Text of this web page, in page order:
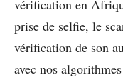
vérification en
prise de selfie, le
vérification de son
avec nos